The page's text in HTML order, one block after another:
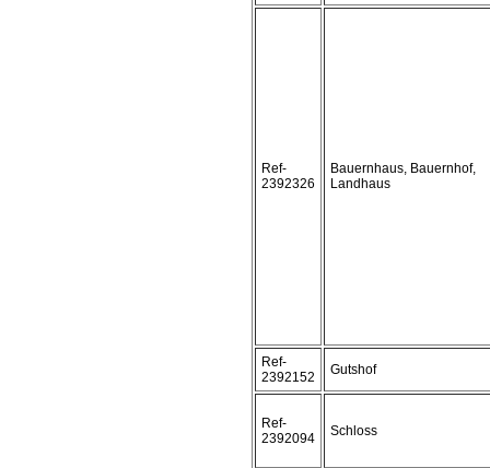
Ref-
2392326
Bauernhaus, Bauernhof,
Landhaus
Ref-
2392152
Gutshof
Ref-
2392094
Schloss